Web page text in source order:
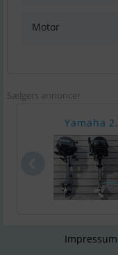
Motor
Sælgers annoncer
Yamaha